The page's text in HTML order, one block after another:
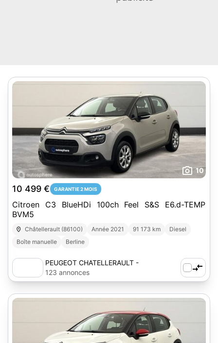
10
10 499 € GARANTIE 2 MOIS
Citroen C3 BlueHDi 100ch Feel S&S E6.d-TEMP
BVM5
Châtellerault (86100) Année 2021 91 173 km
Diesel
Boîte manuelle
Berline
PEUGEOT CHATELLERAULT -
AUTOSPHERE
123 annonces